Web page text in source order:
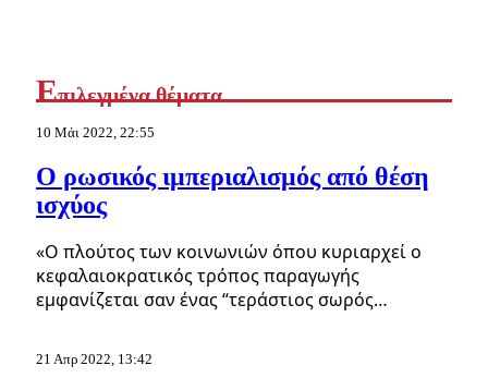
Επιλεγμένα θέματα
10 Μάι 2022, 22:55
Ο ρωσικός ιμπεριαλισμός από θέση
ισχύος
«Ο πλούτος των κοινωνιών όπου κυριαρχεί ο
κεφαλαιοκρατικός τρόπος παραγωγής
εμφανίζεται σαν ένας “τεράστιος σωρός…
21 Απρ 2022, 13:42